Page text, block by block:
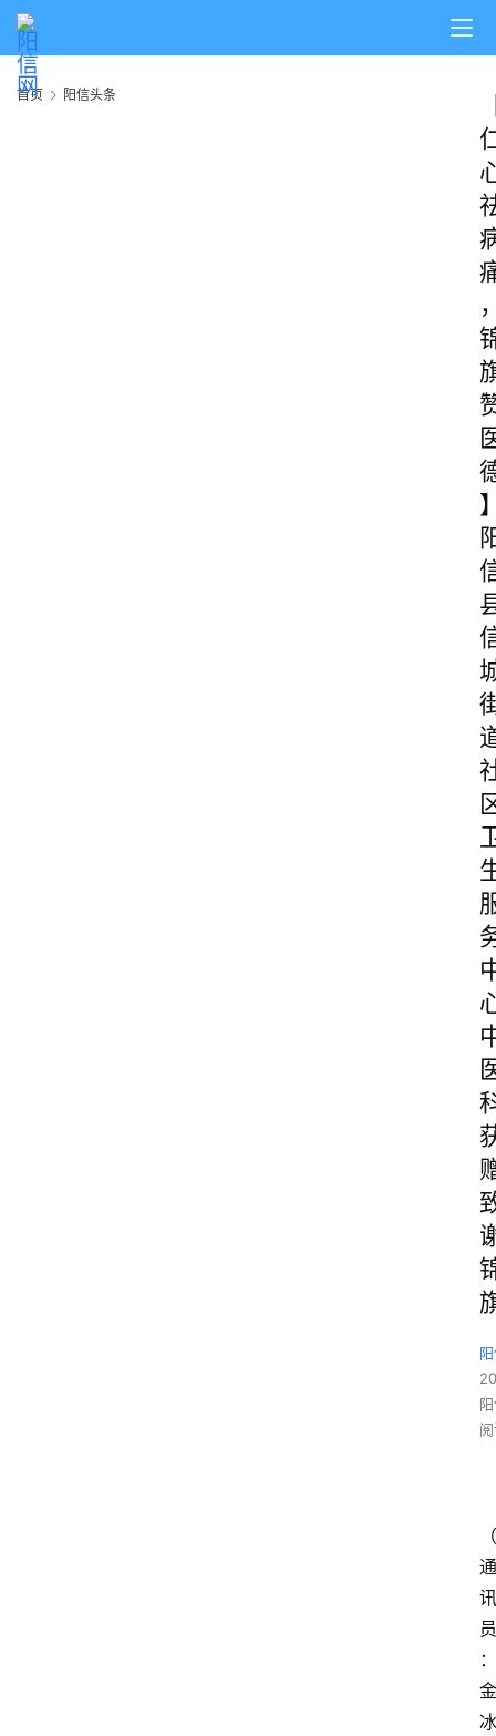
首页 阳信头条
（
通
讯
员
：
金
冰